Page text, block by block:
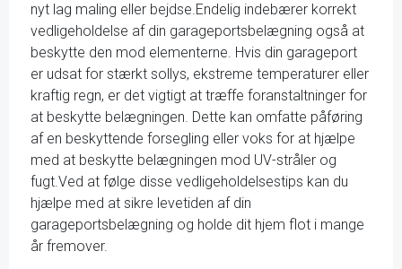
nyt lag maling eller bejdse.Endelig indebærer korrekt
vedligeholdelse af din garageportsbelægning også at
beskytte den mod elementerne. Hvis din garageport
er udsat for stærkt sollys, ekstreme temperaturer eller
kraftig regn, er det vigtigt at træffe foranstaltninger for
at beskytte belægningen. Dette kan omfatte påføring
af en beskyttende forsegling eller voks for at hjælpe
med at beskytte belægningen mod UV-stråler og
fugt.Ved at følge disse vedligeholdelsestips kan du
hjælpe med at sikre levetiden af din
garageportsbelægning og holde dit hjem flot i mange
år fremover.